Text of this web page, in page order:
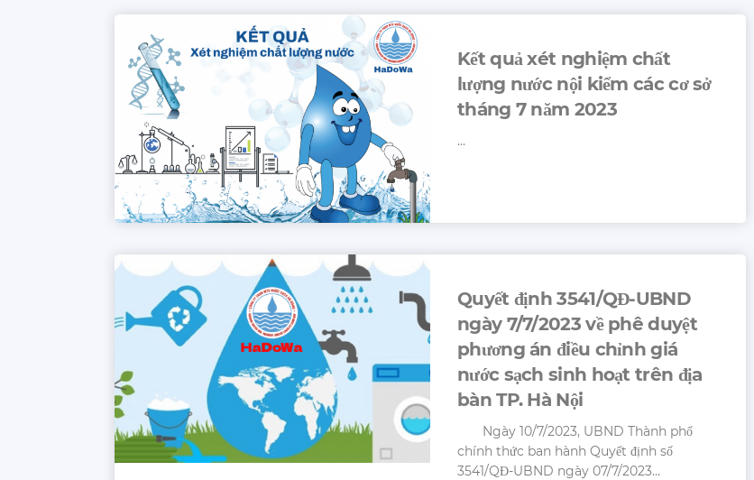
Kết quả xét nghiệm chất
lượng nước nội kiểm các cơ sở
tháng 7 năm 2023
...
Quyết định 3541/QĐ-UBND
ngày 7/7/2023 về phê duyệt
phương án điều chỉnh giá
nước sạch sinh hoạt trên địa
bàn TP. Hà Nội
Ngày 10/7/2023, UBND Thành phố
chính thức ban hành Quyết định số
3541/QĐ-UBND ngày 07/7/2023...